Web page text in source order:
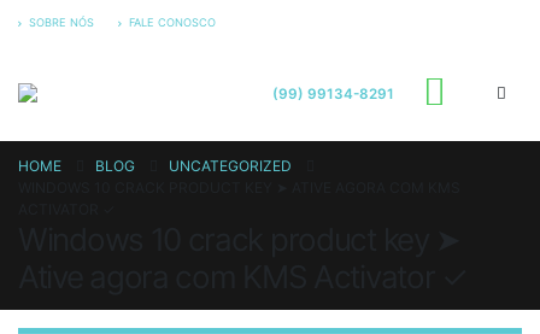
SOBRE NÓS FALE CONOSCO
(99) 99134-8291
HOME BLOG
UNCATEGORIZED